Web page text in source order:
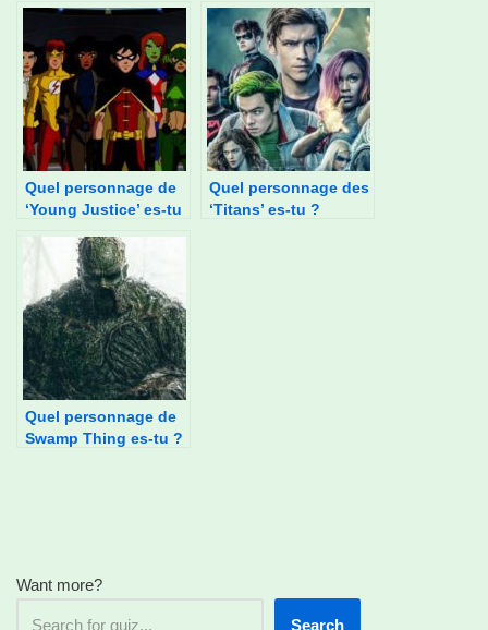
Quel personnage de
‘Young Justice’ es-tu
Quel personnage des
‘Titans’ es-tu ?
Quel personnage de
Swamp Thing es-tu ?
Want more?
Search